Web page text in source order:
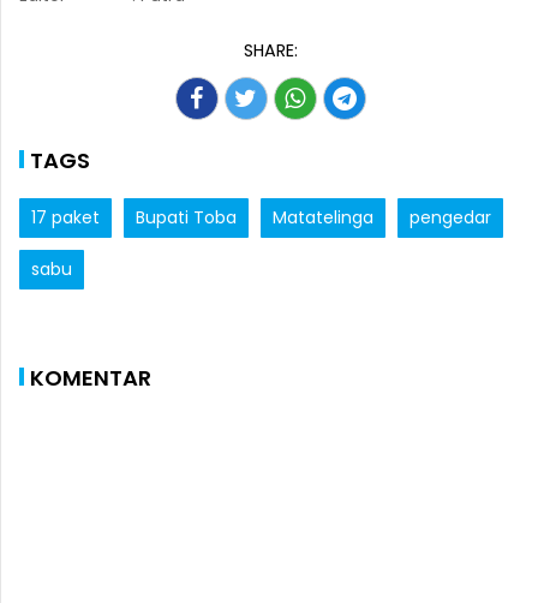
SHARE:
TAGS
17 paket Bupati Toba Matatelinga pengedar
sabu
KOMENTAR